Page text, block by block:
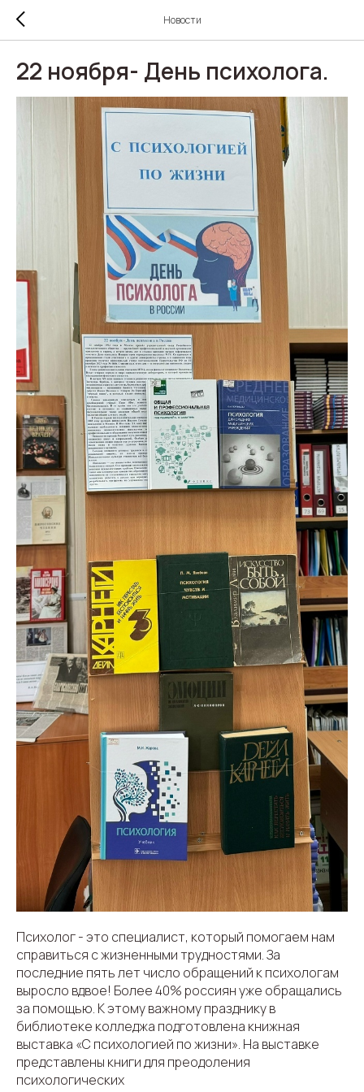
Новости
22 ноября- День психолога.
Психолог - это специалист, который помогаем нам
справиться с жизненными трудностями. За
последние пять лет число обращений к психологам
выросло вдвое! Более 40% россиян уже обращались
за помощью. К этому важному празднику в
библиотеке колледжа подготовлена книжная
выставка «С психологией по жизни». На выставке
представлены книги для преодоления
психологических